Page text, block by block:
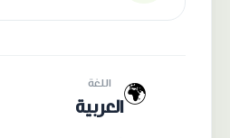
🌍 اللغة
العربية